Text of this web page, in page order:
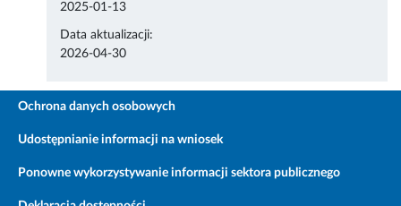
2025-01-13
Data aktualizacji:
2026-04-30
Ochrona danych osobowych
Udostępnianie informacji na wniosek
Ponowne wykorzystywanie informacji sektora publicznego